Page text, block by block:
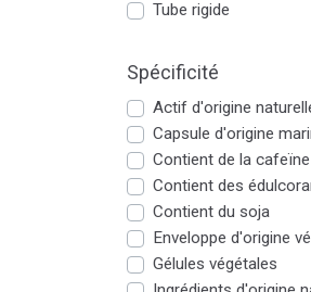
Tube rigide
Spécificité
Actif d'origine
Capsule d'origine
Contient de la cafeïne
Contient des
Contient du soja
Enveloppe d'origine
Gélules végétales